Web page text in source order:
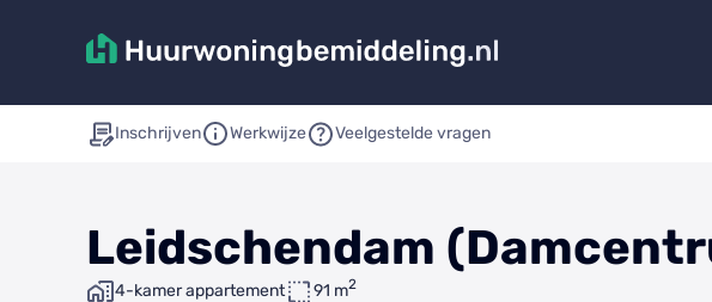
Inschrijven Werkwijze Veelgestelde vragen
Leidschendam
4-kamer appartement 91 m2